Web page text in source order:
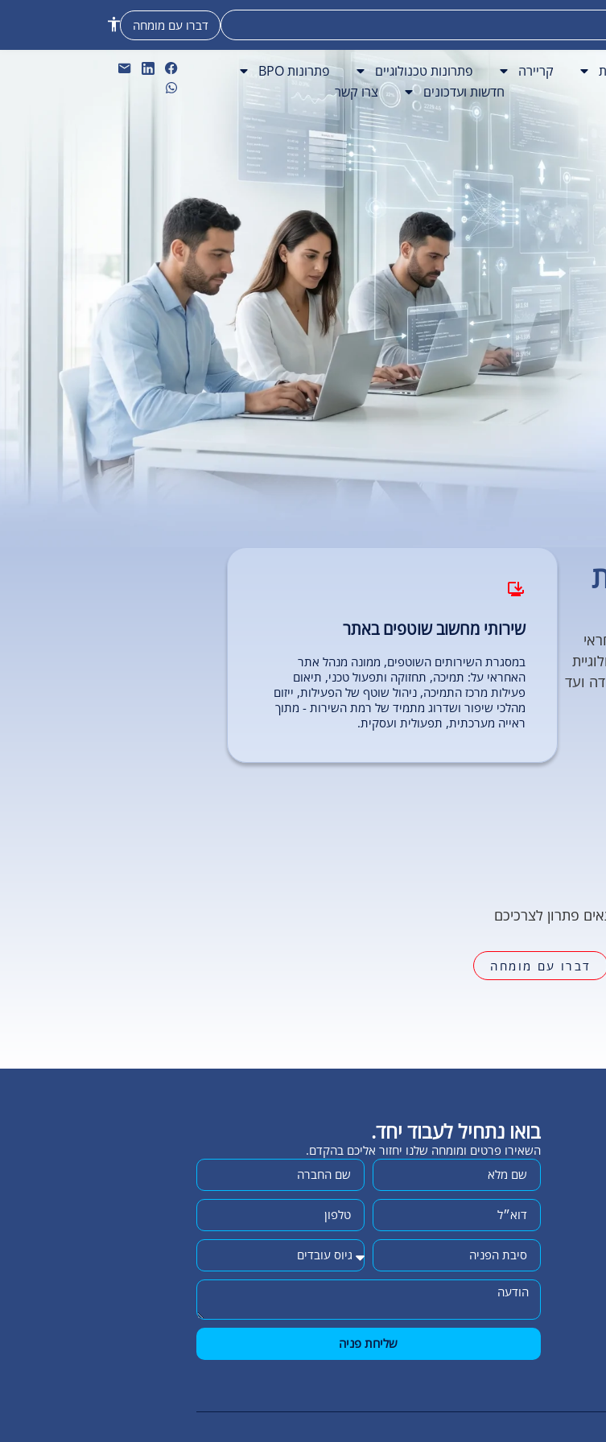
דברו עם מומחה
חדשות ועדכונים צרו קשר
קריירה פתרונות טכנולוגיים
פתרונות BPO
חדשות ועדכונים
צרו קשר
שירותי מחשוב שוטפים באתר
במסגרת השירותים השוטפים, ממונה מנהל אתר
האחראי על: תמיכה, תחזוקה ותפעול טכני, תיאום
פעילות מרכז התמיכה, ניהול שוטף של הפעילות, ייזום
מהלכי שיפור ושדרוג מתמיד של רמת השירות - מתוך
ראייה מערכתית, תפעולית ועסקית.
ועד
פתרון לצרכיכם
דברו עם מומחה
בואו נתחיל לעבוד יחד.
השאירו פרטים ומומחה שלנו יחזור אליכם בהקדם.
שליחת פניה